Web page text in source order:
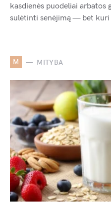
kasdienės puodeliai
sulėtinti senėjimą — bet kuri
M MITYBA